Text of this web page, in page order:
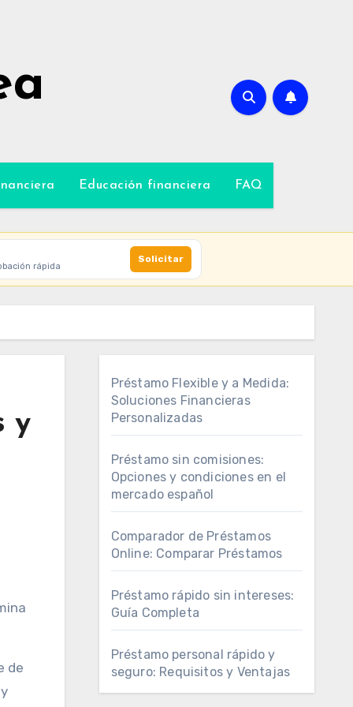
Educación financiera FAQ
rápida
Solicitar
y
de
Préstamo Flexible y a Medida:
Soluciones Financieras
Personalizadas
Préstamo sin comisiones:
Opciones y condiciones en el
mercado español
Comparador de Préstamos
Online: Comparar Préstamos
Préstamo rápido sin intereses:
Guía Completa
Préstamo personal rápido y
seguro: Requisitos y Ventajas